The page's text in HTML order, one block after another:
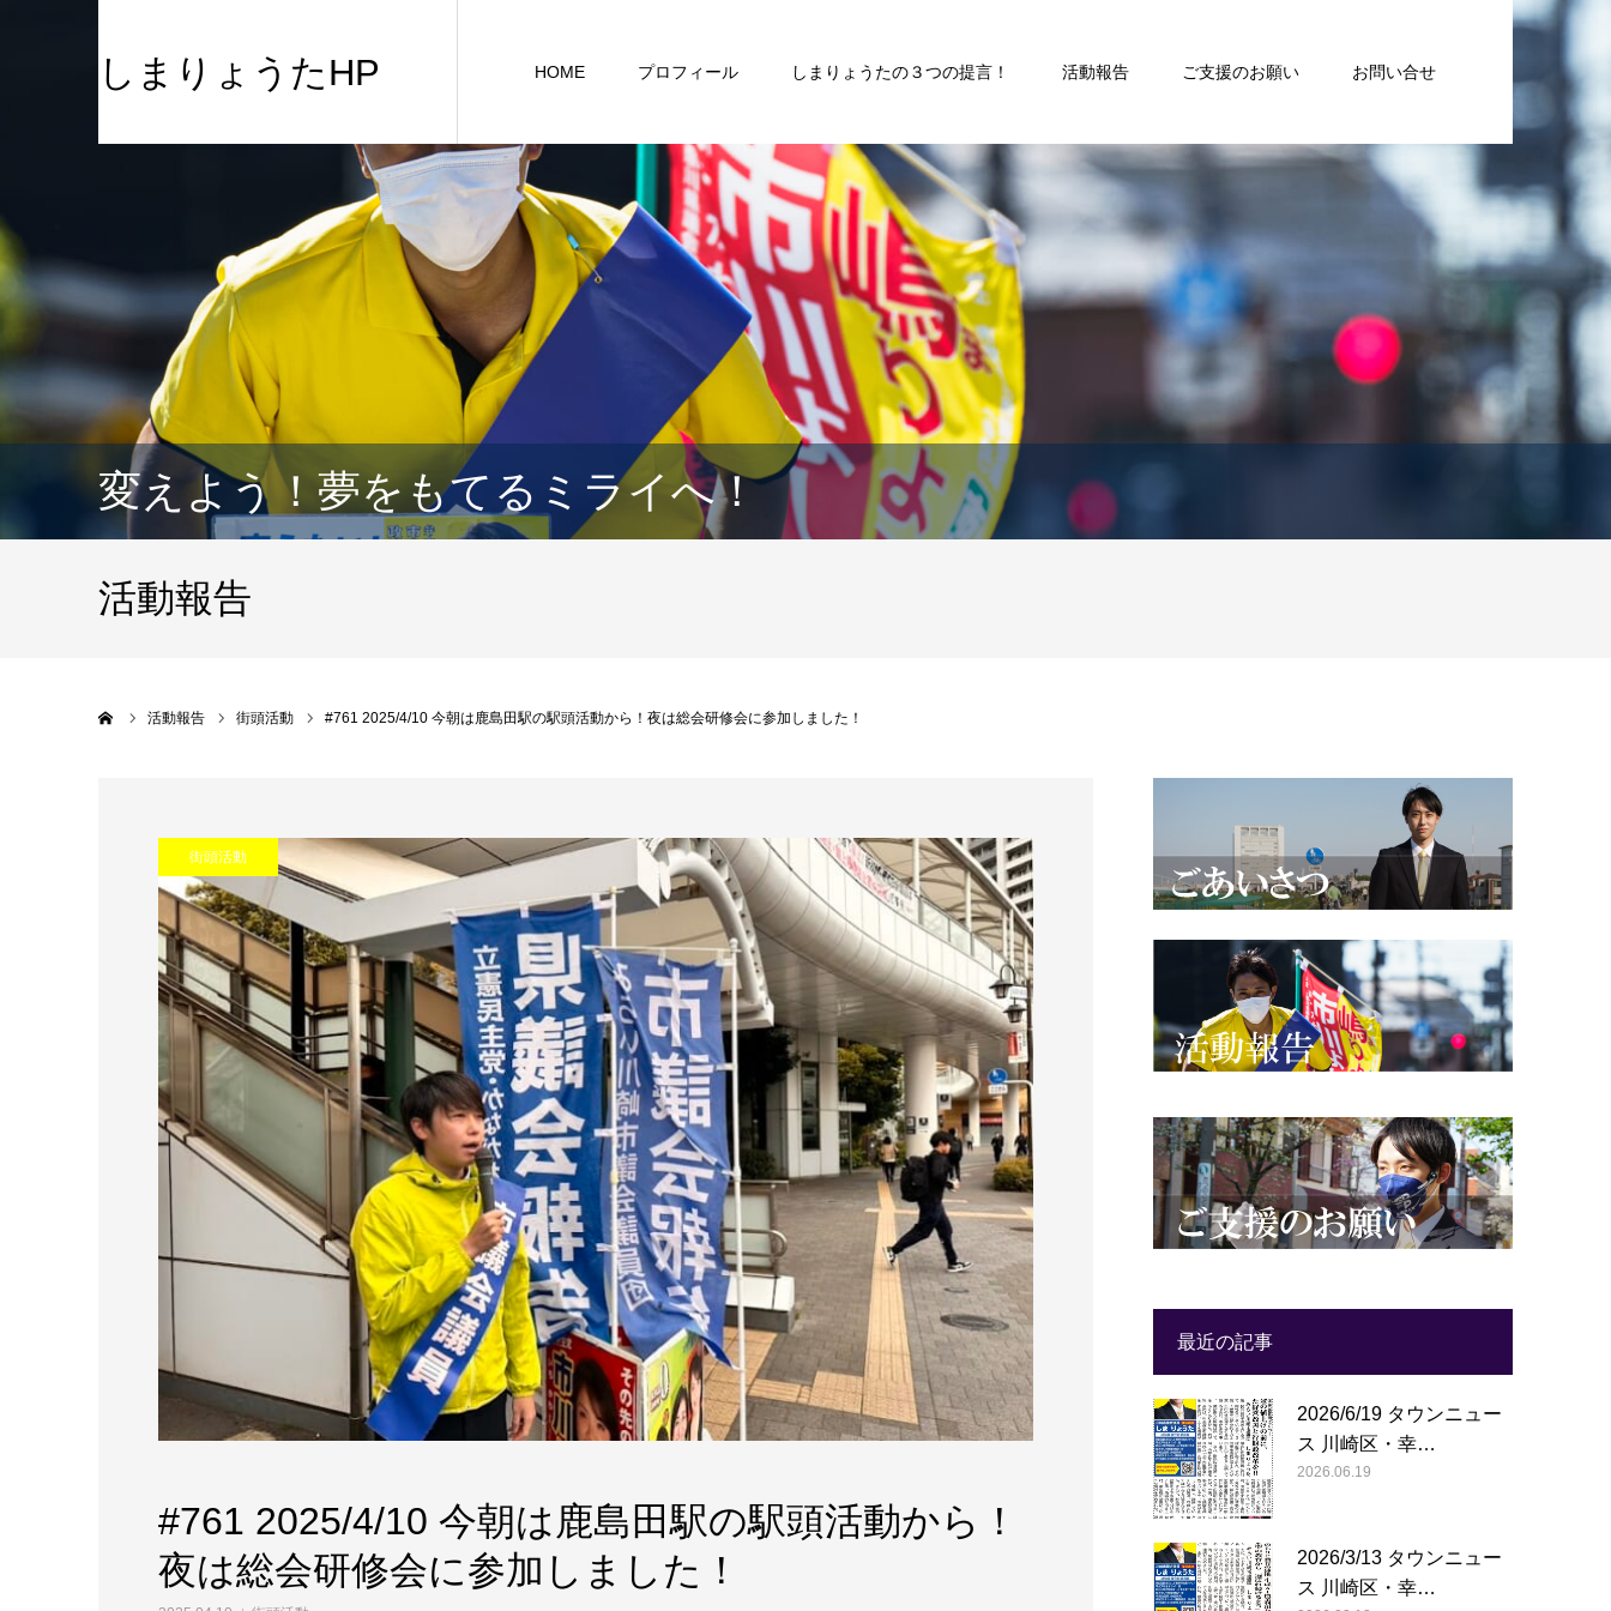
しまりょうたHP HOME プロフィール しまりょうたの３つの提言！ 活動報告 ご支援のお願い お問い合せ
変えよう！夢をもてるミライへ！
活動報告
活動報告 街頭活動 #761 2025/4/10 今朝は鹿島田駅の駅頭活動から！夜は総会研修会に参加しました！
街頭活動
#761 2025/4/10 今朝は鹿島田駅の駅頭活動から！
夜は総会研修会に参加しました！
最近の記事
2026/6/19 タウンニュー
ス 川崎区・幸…
2026.06.19
2026/3/13 タウンニュー
ス 川崎区・幸…